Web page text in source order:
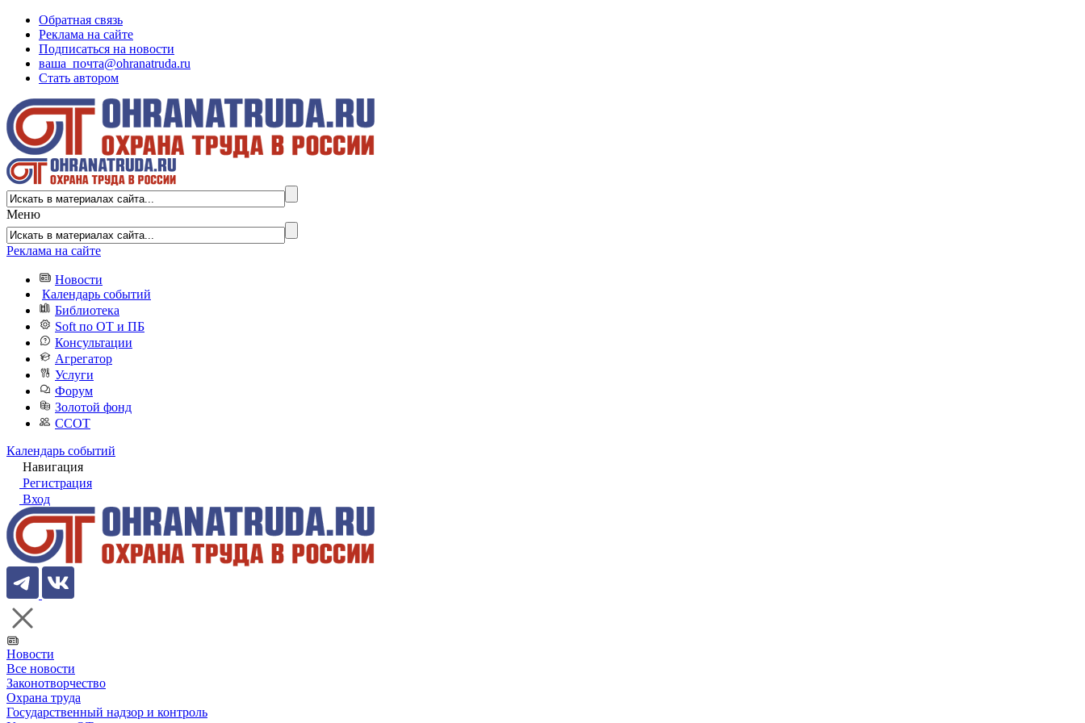
Обратная связь
Реклама на сайте
Подписаться на новости
ваша_почта@ohranatruda.ru
Стать автором
Меню
Реклама на сайте
Новости
Календарь событий
Библиотека
Soft по ОТ и ПБ
Консультации
Агрегатор
Услуги
Форум
Золотой фонд
ССОТ
Календарь событий
Навигация
Регистрация
Вход
Новости
Все новости
Законотворчество
Охрана труда
Государственный надзор и контроль